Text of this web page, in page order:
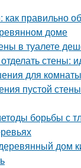
как правильно
доме
в туалете
стены:
для
пустой
борьбы с
дом